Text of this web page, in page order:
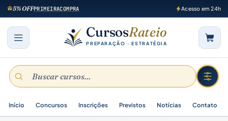
5% OFFPRIMEIRACOMPRA Acesso em 24h
CursosRateio
PREPARAÇÃO · ESTRATÉGIA
Início Concursos Inscrições Previstos Notícias Contato